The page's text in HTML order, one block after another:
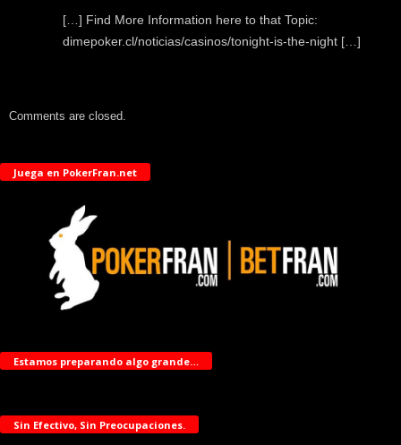
[…] Find More Information here to that Topic:
dimepoker.cl/noticias/casinos/tonight-is-the-night […]
Comments are closed.
Juega en PokerFran.net
Estamos preparando algo grande…
Sin Efectivo, Sin Preocupaciones.